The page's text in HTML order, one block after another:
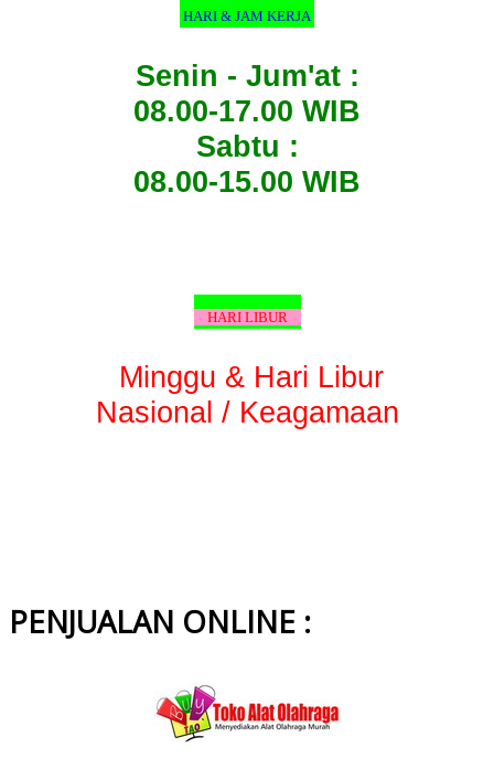
HARI & JAM KERJA
Senin - Jum'at :
08.00-17.00 WIB
Sabtu :
08.00-15.00 WIB
HARI LIBUR
Minggu & Hari Libur
Nasional / Keagamaan
PENJUALAN ONLINE :